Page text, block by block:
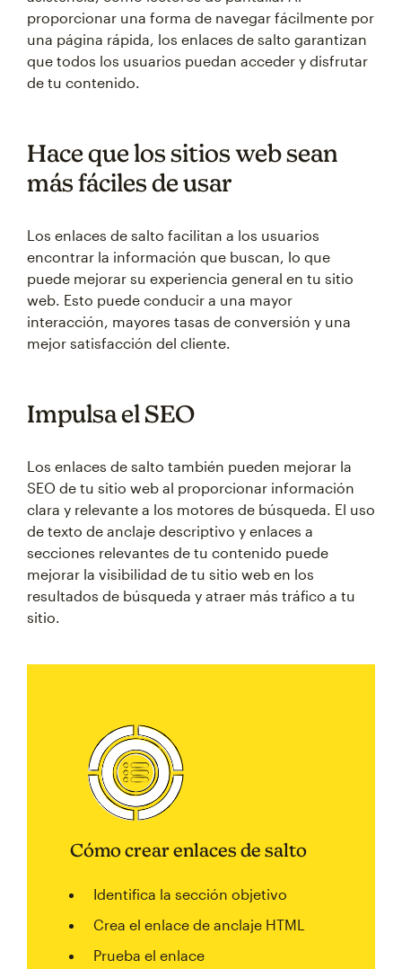
proporcionar una forma de navegar fácilmente por
una página rápida, los enlaces de salto garantizan
que todos los usuarios puedan acceder y disfrutar
de tu contenido.
Hace que los sitios web sean
más fáciles de usar
Los enlaces de salto facilitan a los usuarios
encontrar la información que buscan, lo que
puede mejorar su experiencia general en tu sitio
web. Esto puede conducir a una mayor
interacción, mayores tasas de conversión y una
mejor satisfacción del cliente.
Impulsa el SEO
Los enlaces de salto también pueden mejorar la
SEO de tu sitio web al proporcionar información
clara y relevante a los motores de búsqueda. El uso
de texto de anclaje descriptivo y enlaces a
secciones relevantes de tu contenido puede
mejorar la visibilidad de tu sitio web en los
resultados de búsqueda y atraer más tráfico a tu
sitio.
Cómo crear enlaces de salto
Identifica la sección objetivo
Crea el enlace de anclaje HTML
Prueba el enlace